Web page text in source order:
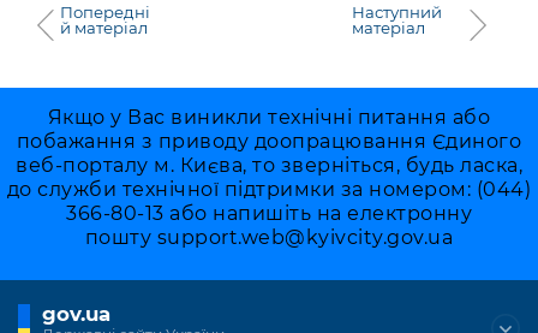
Попередні
й матеріал
Наступний
матеріал
Якщо у Вас виникли технічні питання або
побажання з приводу доопрацювання Єдиного
веб-порталу м. Києва, то зверніться, будь ласка,
до служби технічної підтримки за номером: (044)
366-80-13 або напишіть на електронну
пошту support.web@kyivcity.gov.ua
gov.ua